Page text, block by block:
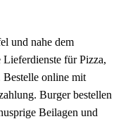
und nahe dem
für Pizza,
Bestelle online mit
Burger bestellen
Beilagen und